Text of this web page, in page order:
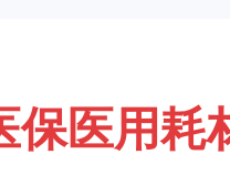
保医用耗